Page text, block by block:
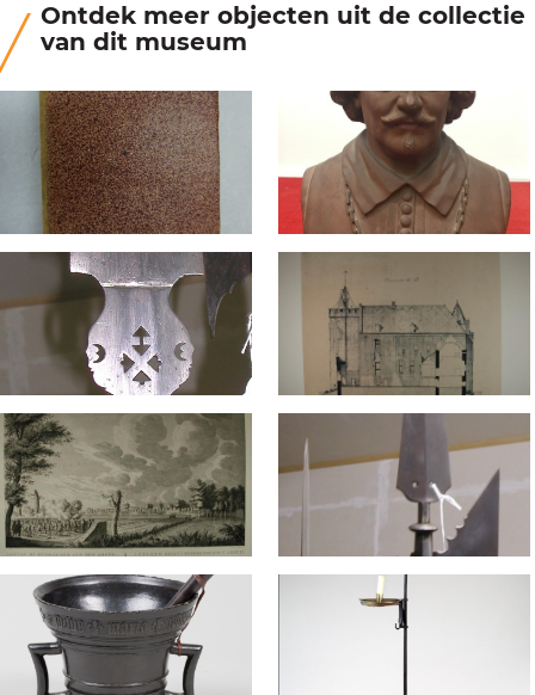
Ontdek meer objecten uit de collectie
van dit museum